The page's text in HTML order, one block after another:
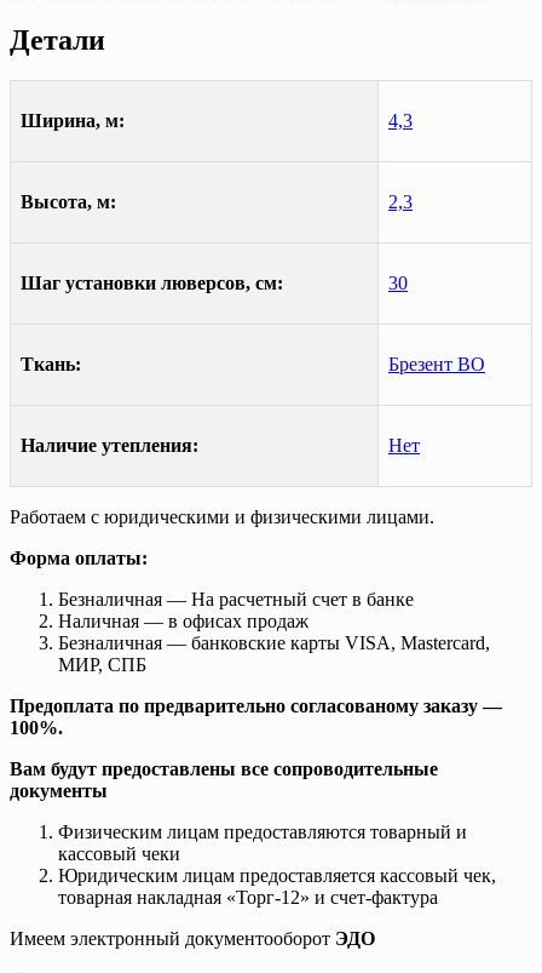
Детали
Ширина, м: 4,3
Высота, м: 2,3
Шаг установки люверсов, см: 30
Ткань: Брезент ВО
Наличие утепления: Нет
Работаем с юридическими и физическими лицами.
Форма оплаты:
Безналичная — На расчетный счет в банке
Наличная — в офисах продаж
Безналичная — банковские карты VISA, Mastercard,
МИР, СПБ
Предоплата по предварительно согласованому заказу —
100%.
Вам будут предоставлены все сопроводительные
документы
Физическим лицам предоставляются товарный и
кассовый чеки
Юридическим лицам предоставляется кассовый чек,
товарная накладная «Торг-12» и счет-фактура
Имеем электронный документооборот ЭДО